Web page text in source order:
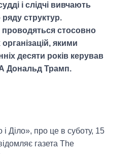
і слідчі вивчають
ряду структур.
проводяться стосовно
якими
десяти років керував
Дональд Трамп.
Діло», про це в суботу, 15
газета The